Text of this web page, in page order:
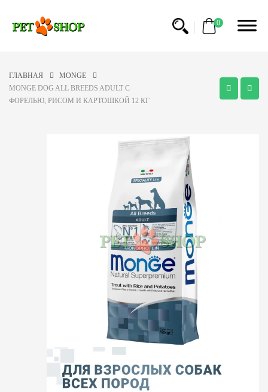
0
ГЛАВНАЯ
MONGE
MONGE DOG ALL BREEDS ADULT C
ФОРЕЛЬЮ, РИСОМ И КАРТОШКОЙ 12 КГ